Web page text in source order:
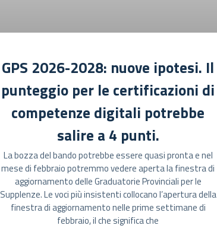
GPS 2026-2028: nuove ipotesi. Il
punteggio per le certificazioni di
competenze digitali potrebbe
salire a 4 punti.
La bozza del bando potrebbe essere quasi pronta e nel
mese di febbraio potremmo vedere aperta la finestra di
aggiornamento delle Graduatorie Provinciali per le
Supplenze. Le voci più insistenti collocano l’apertura della
finestra di aggiornamento nelle prime settimane di
febbraio, il che significa che